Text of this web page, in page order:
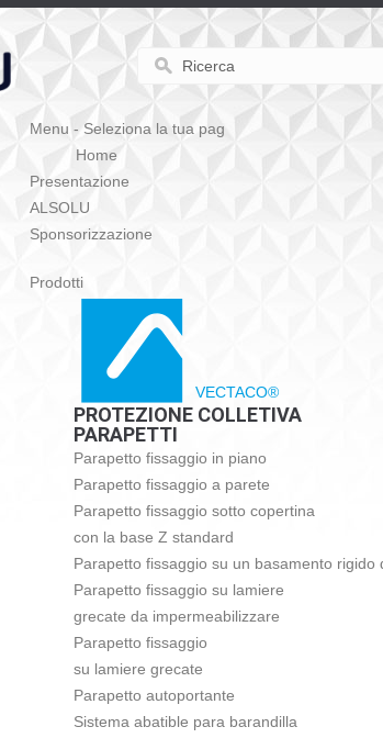
Menu - Seleziona la tua pag
Home
Presentazione
ALSOLU
Sponsorizzazione
Prodotti
VECTACO®
PROTEZIONE COLLETIVA
PARAPETTI
Parapetto fissaggio in piano
Parapetto fissaggio a parete
Parapetto fissaggio sotto copertina
con la base Z standard
Parapetto fissaggio su un basamento
Parapetto fissaggio su lamiere
grecate da impermeabilizzare
Parapetto fissaggio
su lamiere grecate
Parapetto autoportante
Sistema abatible para barandilla